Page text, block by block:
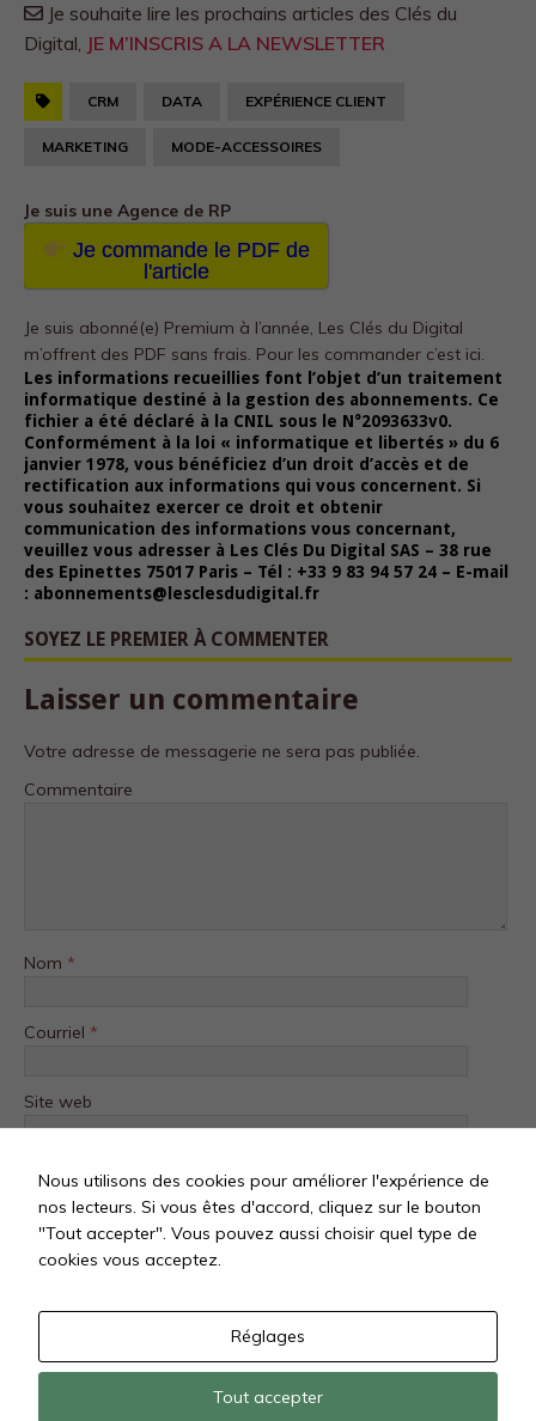
Je souhaite lire les prochains articles des Clés du
Digital, JE M’INSCRIS A LA NEWSLETTER
CRM DATA EXPÉRIENCE CLIENT
MARKETING MODE-ACCESSOIRES
Je suis une Agence de RP
Je commande le PDF de
l'article
Je suis abonné(e) Premium à l’année, Les Clés du Digital
m’offrent des PDF sans frais. Pour les commander c’est ici.
Les informations recueillies font l’objet d’un traitement
informatique destiné à la gestion des abonnements. Ce
fichier a été déclaré à la CNIL sous le N°2093633v0.
Conformément à la loi « informatique et libertés » du 6
janvier 1978, vous bénéficiez d’un droit d’accès et de
rectification aux informations qui vous concernent. Si
vous souhaitez exercer ce droit et obtenir
communication des informations vous concernant,
veuillez vous adresser à Les Clés Du Digital SAS – 38 rue
des Epinettes 75017 Paris – Tél : +33 9 83 94 57 24 – E-mail
: abonnements@lesclesdudigital.fr
SOYEZ LE PREMIER À COMMENTER
Laisser un commentaire
Votre adresse de messagerie ne sera pas publiée.
Commentaire
Nom *
Courriel *
Site web
Nous utilisons des cookies pour améliorer l'expérience de
nos lecteurs. Si vous êtes d'accord, cliquez sur le bouton
"Tout accepter". Vous pouvez aussi choisir quel type de
cookies vous acceptez.
Réglages
Tout accepter
Nécessaire
Ces cookies ne
facultatifs. Ils
sont
nécessaires au
fonctionnement
Experience
site Web
fonctionne
aussi bien que
possible lors
fonctionnalités
du site Web.